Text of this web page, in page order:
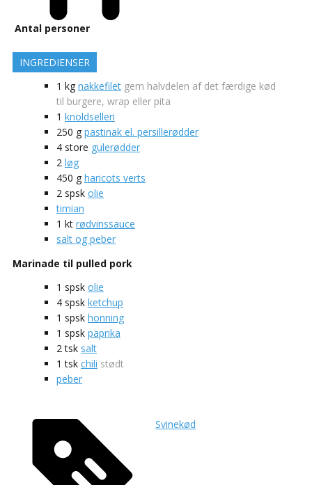
Antal personer
INGREDIENSER
1 kg nakkefilet gem halvdelen af det færdige kød
til burgere, wrap eller pita
1 knoldselleri
250 g pastinak el. persillerødder
4 store gulerødder
2 løg
450 g haricots verts
2 spsk olie
timian
1 kt rødvinssauce
salt og peber
Marinade til pulled pork
1 spsk olie
4 spsk ketchup
1 spsk honning
1 spsk paprika
2 tsk salt
1 tsk chili stødt
peber
Svinekød